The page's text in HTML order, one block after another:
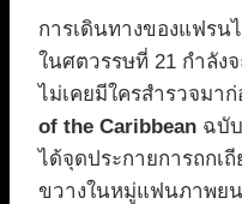
การเดินทางของแฟรน
ในศตวรรษที่ 21 กำลัง
ไม่เคยมีใครสำรวจมา
of the Caribbean ฉบั
ได้จุดประกายการถกเถี
ขวางในหมู่แฟนภาพย